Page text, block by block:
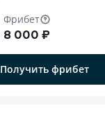
Фрибет
8 000 ₽
Получить фрибет